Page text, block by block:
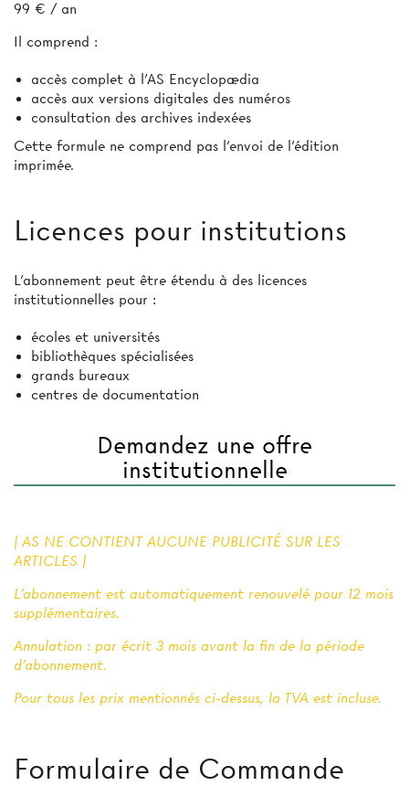
99 € / an
Il comprend :
accès complet à l’AS Encyclopædia
accès aux versions digitales des numéros
consultation des archives indexées
Cette formule ne comprend pas l’envoi de l'édition
imprimée.
Licences pour institutions
L’abonnement peut être étendu à des licences
institutionnelles pour :
écoles et universités
bibliothèques spécialisées
grands bureaux
centres de documentation
Demandez une offre
institutionnelle
| AS NE CONTIENT AUCUNE PUBLICITÉ SUR LES
ARTICLES |
L'abonnement est automatiquement renouvelé pour 12 mois
supplémentaires.
Annulation : par écrit 3 mois avant la fin de la période
d'abonnement.
Pour tous les prix mentionnés ci-dessus, la TVA est incluse.
Formulaire de Commande